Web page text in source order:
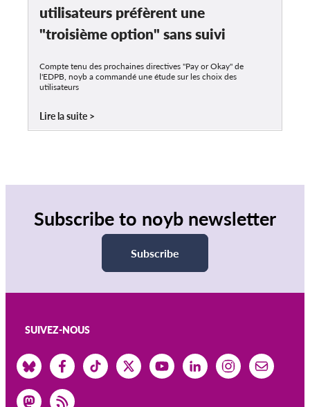
utilisateurs préfèrent une
"troisième option" sans suivi
Compte tenu des prochaines directives "Pay or Okay" de
l'EDPB, noyb a commandé une étude sur les choix des
utilisateurs
Lire la suite
Subscribe to noyb newsletter
Subscribe
SUIVEZ-NOUS